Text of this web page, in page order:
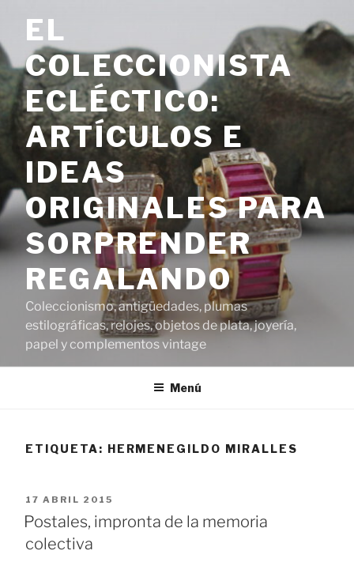
contenido
EL
COLECCIONISTA
ECLÉCTICO:
ARTÍCULOS E
IDEAS
ORIGINALES PARA
SORPRENDER
REGALANDO
Coleccionismo, antigüedades, plumas
estilográficas, relojes, objetos de plata, joyería,
papel y complementos vintage
Menú
ETIQUETA: HERMENEGILDO MIRALLES
PUBLICADO
EL
17 ABRIL 2015
Postales, impronta de la memoria
colectiva